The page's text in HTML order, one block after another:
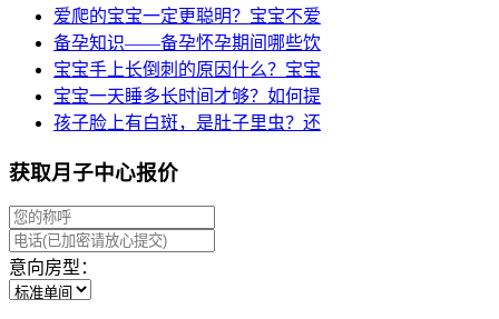
爱爬的宝宝一定更聪明？宝宝不爱
备孕知识——备孕怀孕期间哪些饮
宝宝手上长倒刺的原因什么？宝宝
宝宝一天睡多长时间才够？如何提
孩子脸上有白斑，是肚子里虫？还
获取月子中心报价
意向房型：